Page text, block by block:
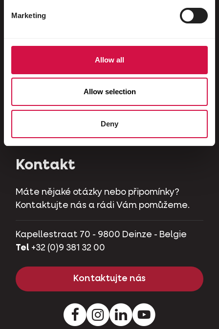
Marketing
Allow all
Allow selection
Deny
Hrabaví
Zakrslá prasátka
Kontakt
Máte nějaké otázky nebo připomínky?
Kontaktujte nás a rádi Vám pomůžeme.
Kapellestraat 70 - 9800 Deinze - Belgie
Tel +32 (0)9 381 32 00
Kontaktujte nás
FacebookInstagramLinkedInYoutube